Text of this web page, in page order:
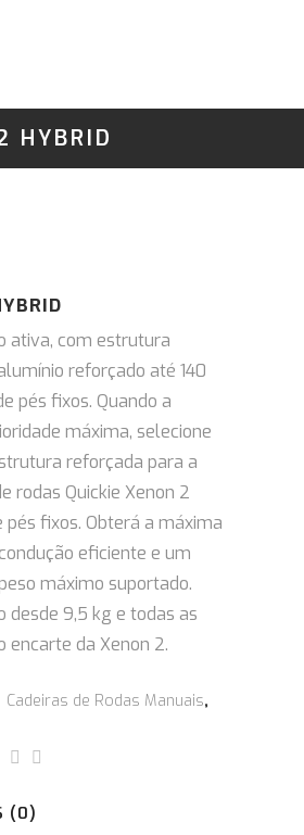
HYBRID
ativa, com estrutura
reforçado até 140
pés fixos. Quando a
máxima, selecione
reforçada para a
rodas Quickie Xenon 2
pés fixos. Obterá a máxima
eficiente e um
máximo suportado.
desde 9,5 kg e todas as
encarte da Xenon 2.
Cadeiras de Rodas Manuais,
(0)